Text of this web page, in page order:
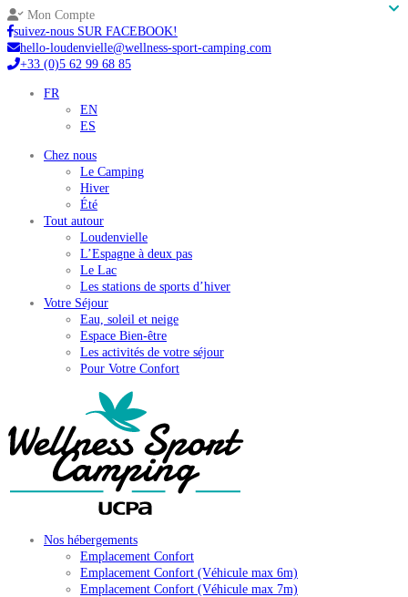
Mon Compte
suivez-nous SUR FACEBOOK!
hello-loudenvielle@wellness-sport-camping.com
+33 (0)5 62 99 68 85
FR
EN
ES
Chez nous
Le Camping
Hiver
Été
Tout autour
Loudenvielle
L’Espagne à deux pas
Le Lac
Les stations de sports d’hiver
Votre Séjour
Eau, soleil et neige
Espace Bien-être
Les activités de votre séjour
Pour Votre Confort
Nos hébergements
Emplacement Confort
Emplacement Confort (Véhicule max 6m)
Emplacement Confort (Véhicule max 7m)